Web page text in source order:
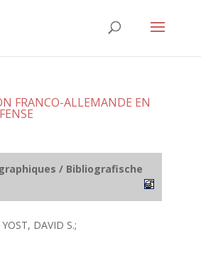
FRANCO-ALLEMANDE EN
/ Bibliografische
YOST, DAVID S.;